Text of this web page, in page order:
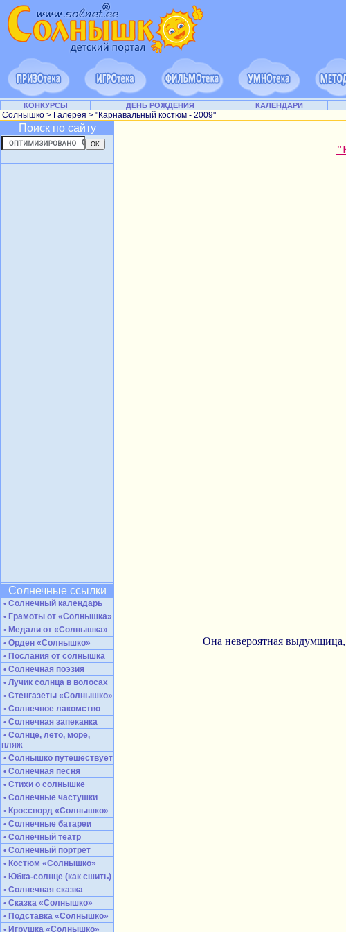
КОНКУРСЫ ДЕНЬ РОЖДЕНИЯ КАЛЕНДАРИ
Солнышко > Галерея > "Карнавальный костюм - 2009"
Поиск по сайту
Солнечные ссылки
• Солнечный календарь
• Грамоты от «Солнышка»
• Медали от «Солнышка»
• Орден «Солнышко»
• Послания от солнышка
• Солнечная поэзия
• Лучик солнца в волосах
• Стенгазеты «Солнышко»
• Солнечное лакомство
• Солнечная запеканка
• Солнце, лето, море,
пляж
• Солнышко путешествует
• Солнечная песня
• Стихи о солнышке
• Солнечные частушки
• Кроссворд «Солнышко»
• Солнечные батареи
• Солнечный театр
• Солнечный портрет
• Костюм «Солнышко»
• Юбка-солнце (как сшить)
• Солнечная сказка
• Сказка «Солнышко»
• Подставка «Солнышко»
• Игрушка «Солнышко»
Она невероятная